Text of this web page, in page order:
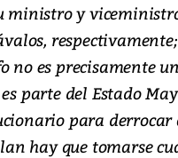
ministro y
no es precisamente
parte del Estado
para
hay que tomarse